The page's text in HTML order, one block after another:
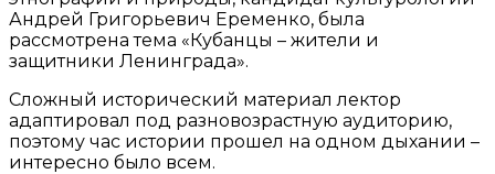
Андрей Григорьевич Еременко, была
рассмотрена тема «Кубанцы – жители и
защитники Ленинграда».
Сложный исторический материал лектор
адаптировал под разновозрастную аудиторию,
поэтому час истории прошел на одном дыхании –
интересно было всем.